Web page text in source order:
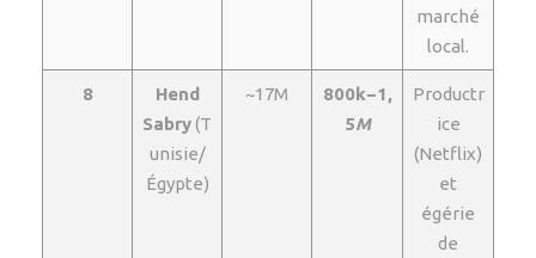
marché
local.
8
Hend
Sabry(T
unisie/
Égypte)
~17M
800k−1,
5M
Productr
ice
(Netflix)
et
égérie
de